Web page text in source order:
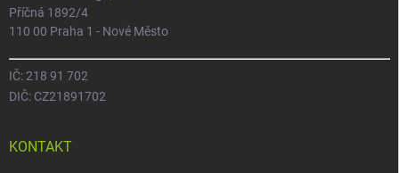
Příčná 1892/4
110 00 Praha 1 - Nové Město
IČ: 218 91 702
DIČ: CZ21891702
KONTAKT